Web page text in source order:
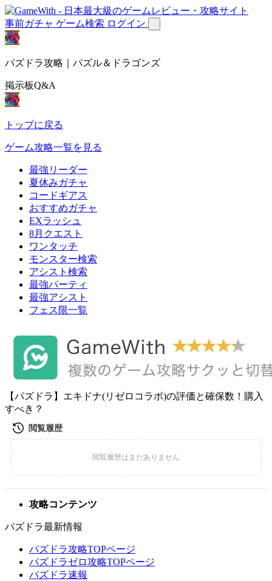
事前ガチャ ゲーム検索 ログイン
パズドラ攻略｜パズル＆ドラゴンズ
掲示板Q&A
トップに戻る
ゲーム攻略一覧を見る
最強リーダー
夏休みガチャ
コードギアス
おすすめガチャ
EXラッシュ
8月クエスト
ワンタッチ
モンスター検索
アシスト検索
最強パーティ
最強アシスト
フェス限一覧
【パズドラ】エキドナ(リゼロコラボ)の評価と確保数！購入
すべき？
攻略コンテンツ
パズドラ最新情報
パズドラ攻略TOPページ
パズドラゼロ攻略TOPページ
パズドラ速報